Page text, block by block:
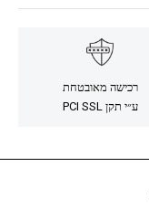
רכישה מאובטחת
ע״י תקן PCI SSL